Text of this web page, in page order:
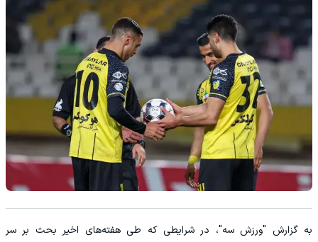
به گزارش "ورزش سه"، در شرایطی که طی هفته‌های اخیر بحث بر سر